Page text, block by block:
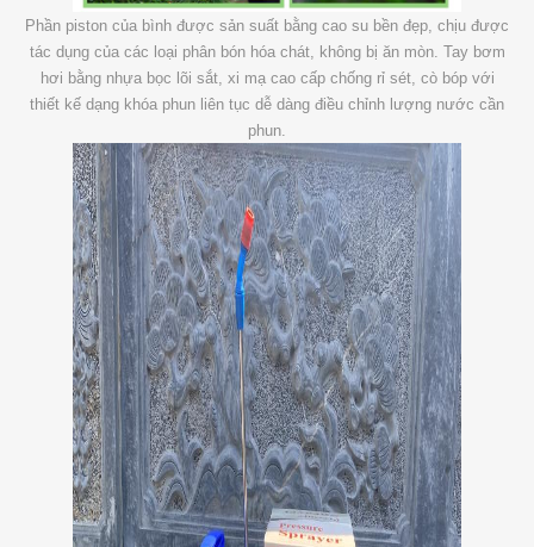
Phần piston của bình được sản suất bằng cao su bền đẹp, chịu được
tác dụng của các loại phân bón hóa chát, không bị ăn mòn. Tay bơm
hơi bằng nhựa bọc lõi sắt, xi mạ cao cấp chống rỉ sét, cò bóp với
thiết kế dạng khóa phun liên tục dễ dàng điều chỉnh lượng nước cần
phun.